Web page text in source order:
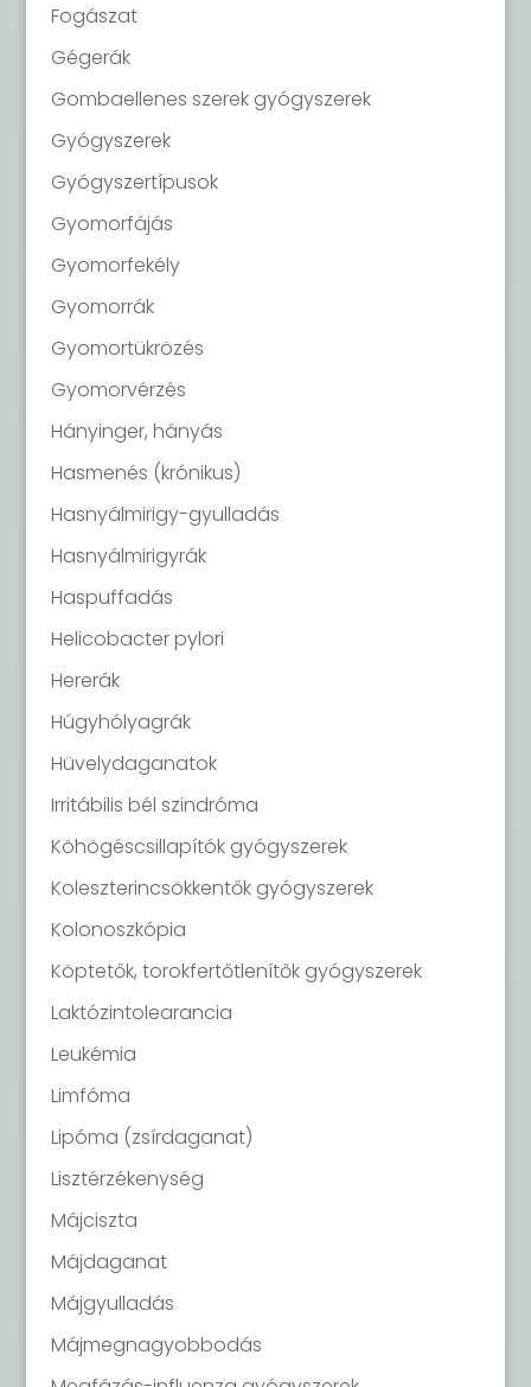
Fogászat
Gégerák
Gombaellenes szerek gyógyszerek
Gyógyszerek
Gyógyszertípusok
Gyomorfájás
Gyomorfekély
Gyomorrák
Gyomortükrözés
Gyomorvérzés
Hányinger, hányás
Hasmenés (krónikus)
Hasnyálmirigy-gyulladás
Hasnyálmirigyrák
Haspuffadás
Helicobacter pylori
Hererák
Húgyhólyagrák
Hüvelydaganatok
Irritábilis bél szindróma
Köhögéscsillapítók gyógyszerek
Koleszterincsökkentők gyógyszerek
Kolonoszkópia
Köptetők, torokfertőtlenítők gyógyszerek
Laktózintolearancia
Leukémia
Limfóma
Lipóma (zsírdaganat)
Lisztérzékenység
Májciszta
Májdaganat
Májgyulladás
Májmegnagyobbodás